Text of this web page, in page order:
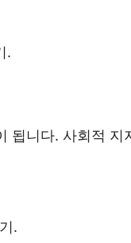
.
됩니다. 사회적
.